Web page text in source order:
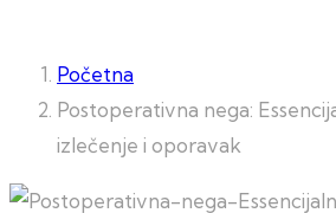
Početna
Postoperativna nega:
izlečenje i oporavak